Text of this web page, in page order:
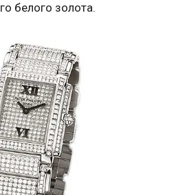
белого золота.